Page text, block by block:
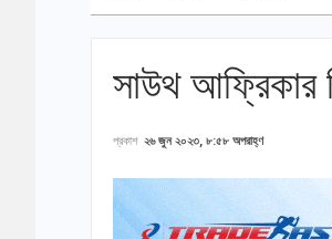
সাউথ আফ্রিকার
প্রকাশ ২৬ জুন ২০২৩, ৮:৫৮ অপরাহ্ণ